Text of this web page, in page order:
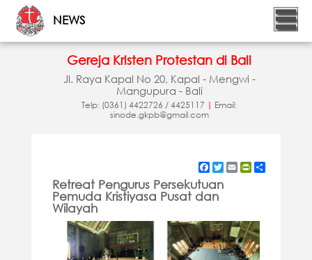
NEWS
Gereja Kristen Protestan di Bali
Jl. Raya Kapal No 20, Kapal - Mengwi -
Mangupura - Bali
Telp: (0361) 4422726 / 4425117 | Email:
sinode.gkpb@gmail.com
Facebook
Twitter
EmailPrintFriendly
Retreat Pengurus Persekutuan
Pemuda Kristiyasa Pusat dan
Wilayah